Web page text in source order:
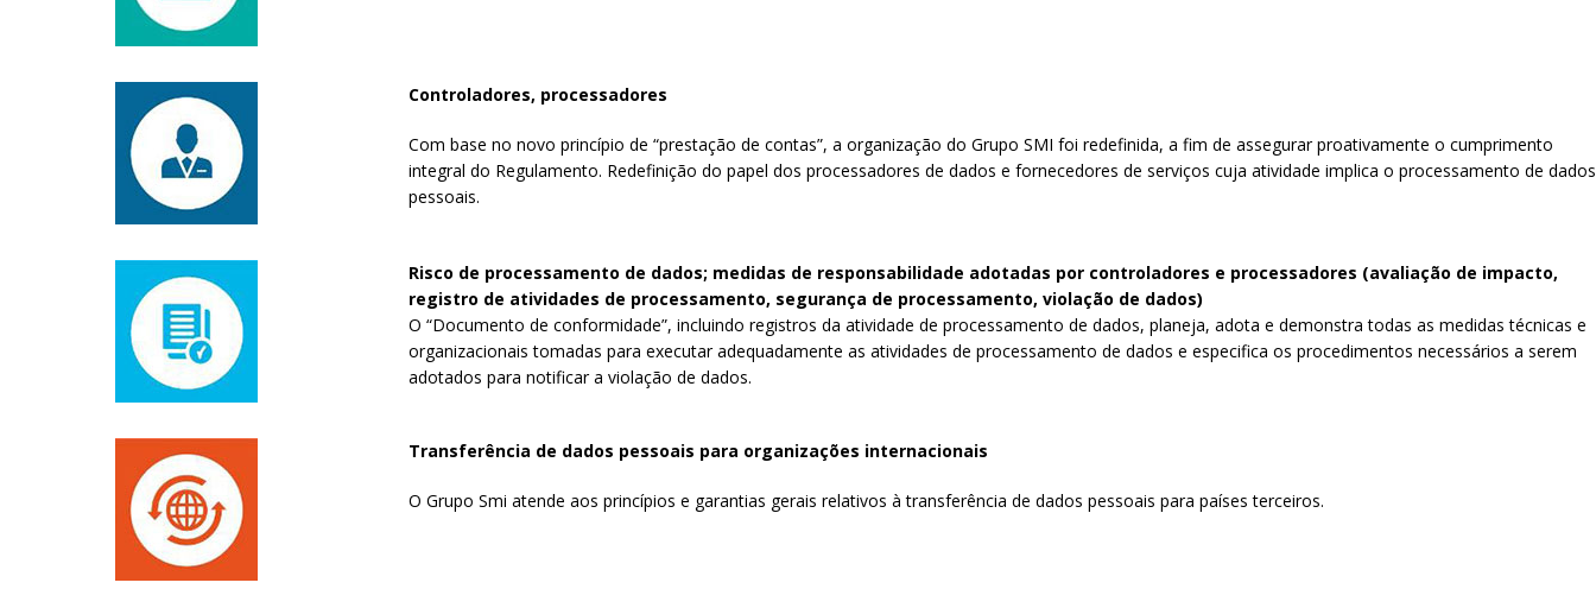
Controladores, processadores
Com base no novo princípio de “prestação de contas”, a organização do Grupo SMI foi redefinida, a fim de assegurar proativamente o cumprimento
integral do Regulamento. Redefinição do papel dos processadores de dados e fornecedores de serviços cuja atividade implica o processamento de dados
pessoais.
Risco de processamento de dados; medidas de responsabilidade adotadas por controladores e processadores (avaliação de impacto,
registro de atividades de processamento, segurança de processamento, violação de dados)
O “Documento de conformidade”, incluindo registros da atividade de processamento de dados, planeja, adota e demonstra todas as medidas técnicas e
organizacionais tomadas para executar adequadamente as atividades de processamento de dados e especifica os procedimentos necessários a serem
adotados para notificar a violação de dados.
Transferência de dados pessoais para organizações internacionais
O Grupo Smi atende aos princípios e garantias gerais relativos à transferência de dados pessoais para países terceiros.